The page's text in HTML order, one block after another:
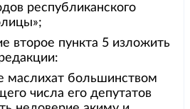
республиканского
второе пункта 5 изложить
маслихат большинством
числа его депутатов